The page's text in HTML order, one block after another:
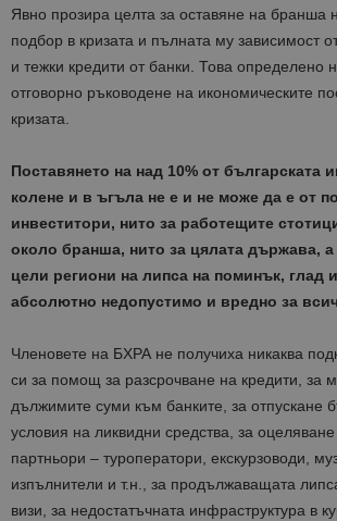
Явно прозира целта за оставяне на бранша
подбор в кризата и пълната му зависимост
и тежки кредити от банки. Това определено
отговорно ръководене на икономическите
кризата.
Поставянето на над 10% от българската
колене и в ъгъла не е и не може да е от
инвеститори, нито за работещите
около бранша, нито за цялата държава,
цели региони на липса на поминък, глад
абсолютно недопустимо и вредно за
Членовете на БХРА не получиха никаква
си за помощ за разсрочване на кредити, за
дължимите суми към банките, за отпускане
условия на ликвидни средства, за
партньори – туроператори, екскурзоводи,
изпълнители и т.н., за продължаващата
визи, за недостатъчната инфраструктура в